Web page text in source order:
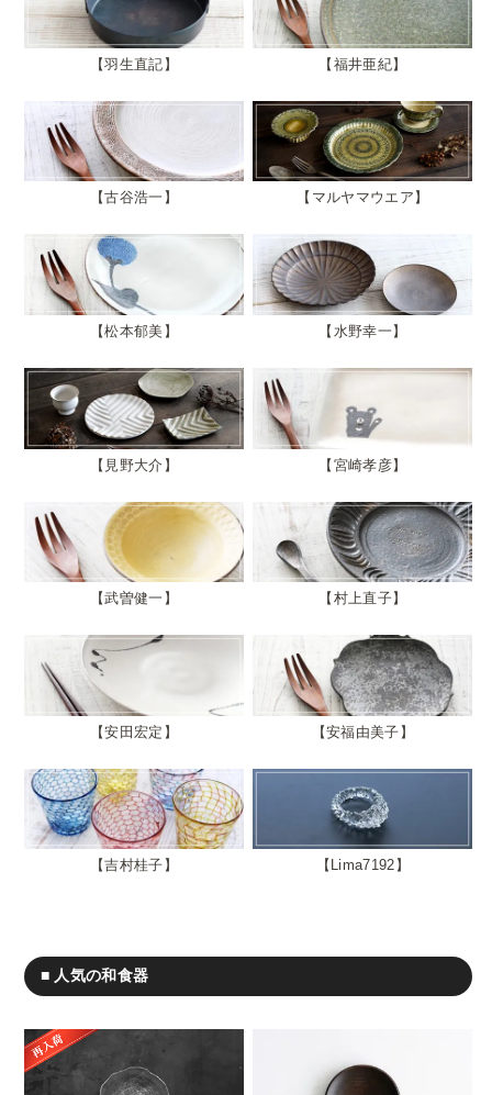
羽生直記 福井亜紀
古谷浩一 マルヤマウエア
松本郁美 水野幸一
見野大介 宮崎孝彦
武曽健一 村上直子
安田宏定 安福由美子
吉村桂子 Lima7192
■ 人気の和食器